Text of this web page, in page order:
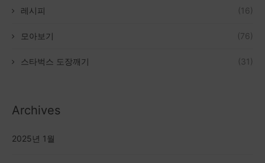
레시피 (16)
모아보기 (76)
스타벅스 도장깨기 (31)
Archives
2025년 1월